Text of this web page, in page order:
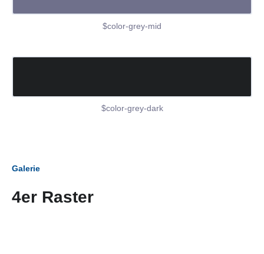
$color-grey-mid
$color-grey-dark
Galerie
4er Raster